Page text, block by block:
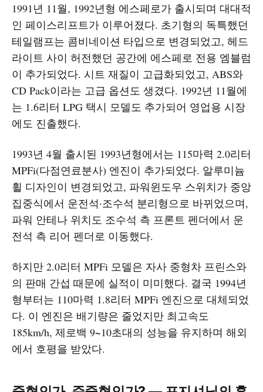
1991년 11월, 1992년형 에스페로가 출시되며 대대적
인 페이스리프트가 이루어졌다. 초기형의 독특했던
테일램프는 콤비네이션 타입으로 변경되었고, 헤드
라이트 사이 허전했던 공간에 에스페로 전용 엠블럼
이 추가되었다. 시트 재질이 고급화되었고, ABS와
CD Pack이라는 고급 옵션도 생겼다. 1992년 11월에
는 1.6리터 LPG 택시 모델도 추가되어 영업용 시장
에도 진출했다.
1993년 4월 출시된 1993년형에서는 115마력 2.0리터
MPFi(다점연료분사) 엔진이 추가되었다. 알루미늄
휠 디자인이 변경되었고, 파워윈도우 스위치가 중앙
집중식에서 운전석·조수석 분리형으로 바뀌었으며,
파워 안테나 위치도 조수석 측 프론트 펜더에서 운
전석 측 리어 펜더로 이동했다.
하지만 2.0리터 MPFi 모델은 자사 중형차 프린스와
의 판매 간섭 때문에 실적이 미미했다. 결국 1994년
형부터는 110마력 1.8리터 MPFi 엔진으로 대체되었
다. 이 엔진은 배기량은 줄었지만 최고속도
185km/h, 제로백 9~10초대의 성능을 유지하며 해외
에서 호평을 받았다.